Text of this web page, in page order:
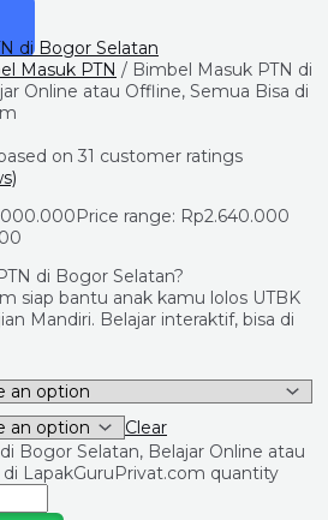
Masuk PTN / Bimbel Masuk PTN di
Online atau Offline, Semua Bisa di
on 31 customer ratings
Price range: Rp2.640.000
di Bogor Selatan?
siap bantu anak kamu lolos UTBK
Mandiri. Belajar interaktif, bisa di
Clear
Bogor Selatan, Belajar Online atau
LapakGuruPrivat.com quantity